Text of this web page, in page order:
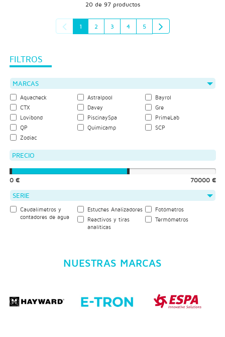
20 de 97 productos
1 2 3 4 5
FILTROS
MARCAS
Aquacheck Astralpool
Bayrol
CTX
Davey
Gre
Lovibond
PiscinaySpa
PrimeLab
QP
Quimicamp
SCP
Zodiac
PRECIO
0 € 70000 €
SERIE
Caudalímetros y
contadores de agua
Estuches Analizadores
Fotómetros
Reactivos y tiras
analíticas
Termómetros
NUESTRAS MARCAS